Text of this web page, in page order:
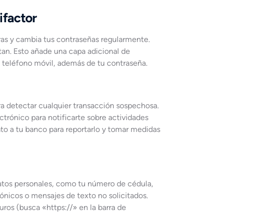
y cambia tus contraseñas regularmente.
Esto añade una capa adicional de
móvil, además de tu contraseña.
detectar cualquier transacción sospechosa.
para notificarte sobre actividades
a tu banco para reportarlo y tomar medidas
personales, como tu número de cédula,
o mensajes de texto no solicitados.
(busca «https://» en la barra de